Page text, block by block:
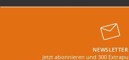
NEWSLETTER
Jetzt abonnieren und 300